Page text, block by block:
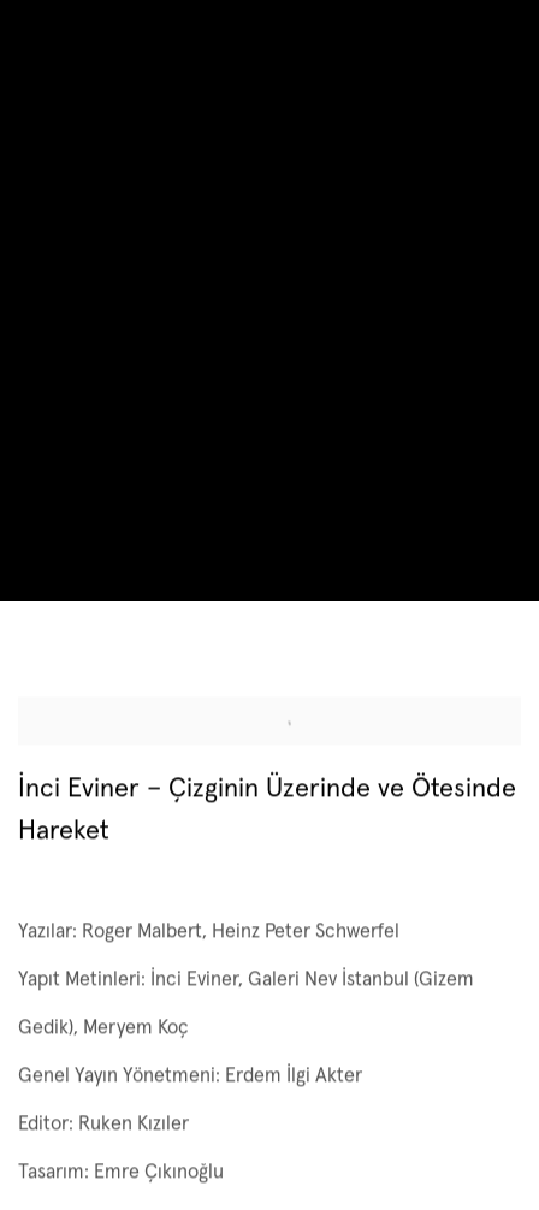
İnci Eviner – Çizginin Üzerinde ve Ötesinde
Hareket
Yazılar: Roger Malbert, Heinz Peter Schwerfel
Yapıt Metinleri: İnci Eviner, Galeri Nev İstanbul (Gizem
Gedik), Meryem Koç
Genel Yayın Yönetmeni: Erdem İlgi Akter
Editor: Ruken Kızıler
Tasarım: Emre Çıkınoğlu